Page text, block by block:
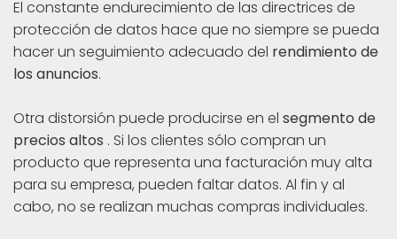
El constante endurecimiento de las directrices de
protección de datos hace que no siempre se pueda
hacer un seguimiento adecuado del rendimiento de
los anuncios.
Otra distorsión puede producirse en el segmento de
precios altos . Si los clientes sólo compran un
producto que representa una facturación muy alta
para su empresa, pueden faltar datos. Al fin y al
cabo, no se realizan muchas compras individuales.